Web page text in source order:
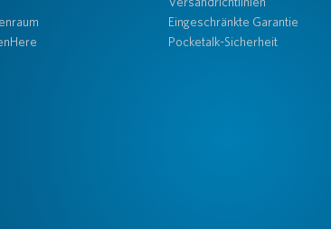
Eingeschränkte Garantie
Pocketalk-Sicherheit